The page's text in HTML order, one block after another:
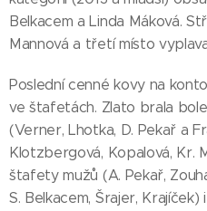
Belkacem a Linda Máková.
Mannová a třetí místo
Poslední cenné kovy na
ve štafetách. Zlato brala
(Verner, Lhotka, D. Pekař a
Klotzbergová, Kopalová, Kr.
štafety mužů (A. Pekař,
S. Belkacem, Šrajer,